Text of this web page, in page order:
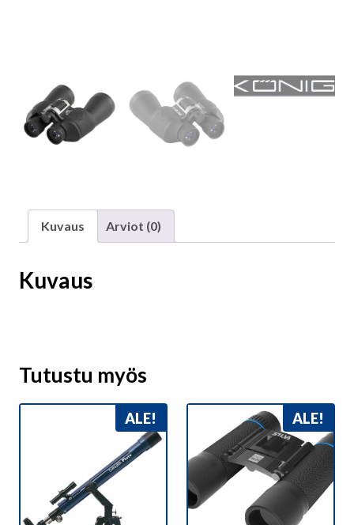
Kuvaus Arviot (0)
Kuvaus
Tutustu myös
ALE! ALE!